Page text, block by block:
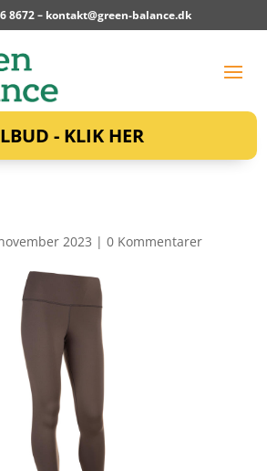
8672 – kontakt@green-balance.dk
- KLIK HER
2023 | 0 Kommentarer